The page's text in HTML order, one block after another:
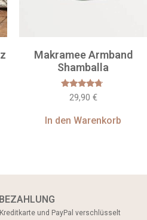
Makramee Armband
Shamballa
Bewertet
mit
von 5
29,90 €
In den Warenkorb
und PayPal verschlüsselt